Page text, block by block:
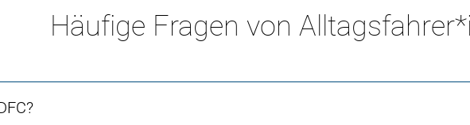
Häufige Fragen von